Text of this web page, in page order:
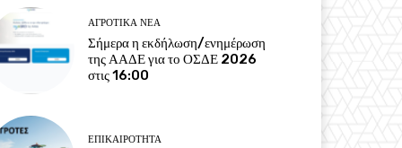
ΑΓΡΟΤΙΚΆ ΝΈΑ
Σήμερα η εκδήλωση/ενημέρωση
της ΑΑΔΕ για το ΟΣΔΕ 2026
στις 16:00
ΕΠΙΚΑΙΡΌΤΗΤΑ